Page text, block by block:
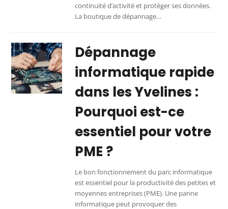
continuité d’activité et protéger ses données.
La boutique de dépannage…
Dépannage
informatique rapide
dans les Yvelines :
Pourquoi est-ce
essentiel pour votre
PME ?
Le bon fonctionnement du parc informatique
est essentiel pour la productivité des petites et
moyennes entreprises (PME). Une panne
informatique peut provoquer des